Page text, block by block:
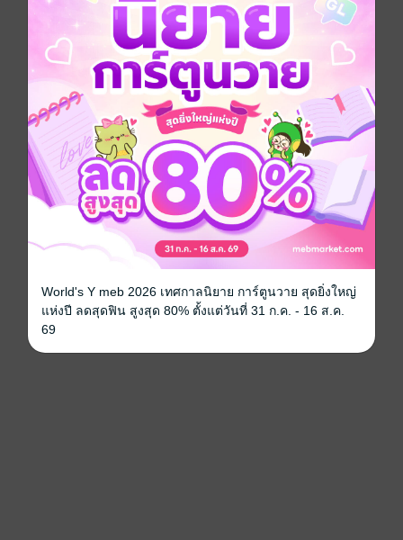
ล็อกอินเข้าระบบ
World's Y meb 2026 เทศกาลนิยาย การ์ตูนวาย สุดยิ่งใหญ่
แห่งปี ลดสุดฟิน สูงสุด 80% ตั้งแต่วันที่ 31 ก.ค. - 16 ส.ค.
69